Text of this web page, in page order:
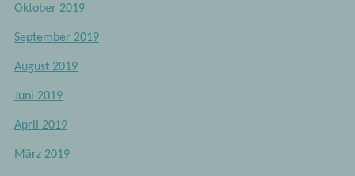
Oktober 2019
September 2019
August 2019
Juni 2019
April 2019
März 2019